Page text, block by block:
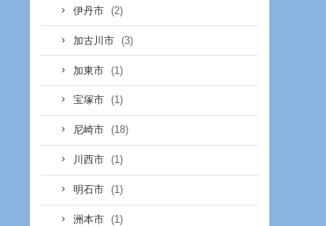
伊丹市 (2)
加古川市 (3)
加東市 (1)
宝塚市 (1)
尼崎市 (18)
川西市 (1)
明石市 (1)
洲本市 (1)